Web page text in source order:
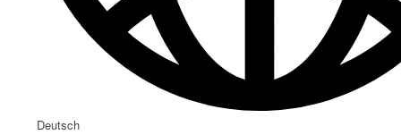
Deutsch